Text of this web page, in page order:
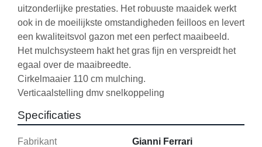
uitzonderlijke prestaties. Het robuuste maaidek werkt
ook in de moeilijkste omstandigheden feilloos en levert
een kwaliteitsvol gazon met een perfect maaibeeld.
Het mulchsysteem hakt het gras fijn en verspreidt het
egaal over de maaibreedte.
Cirkelmaaier 110 cm mulching.
Verticaalstelling dmv snelkoppeling
Specificaties
Fabrikant Gianni Ferrari